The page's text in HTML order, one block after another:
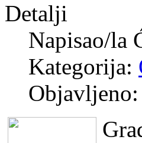
Detalji
Napisao/la
Kategorija: